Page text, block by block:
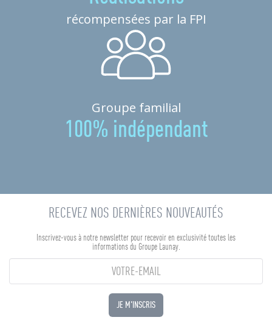
récompensées par la FPI
Groupe familial
100% indépendant
RECEVEZ NOS DERNIÈRES NOUVEAUTÉS
Inscrivez-vous à notre newsletter pour recevoir en exclusivité toutes les
informations du Groupe Launay.
JE M'INSCRIS